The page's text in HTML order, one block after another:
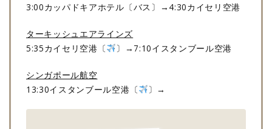
3:00カッパドキアホテル〔バス〕→4:30カイセリ空港
ターキッシュエアラインズ
5:35カイセリ空港〔
〕→7:10イスタンブール空港
シンガポール航空
13:30イスタンブール空港〔
〕→